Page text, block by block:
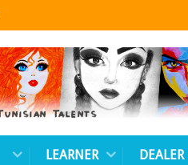
LEARNER DEALER